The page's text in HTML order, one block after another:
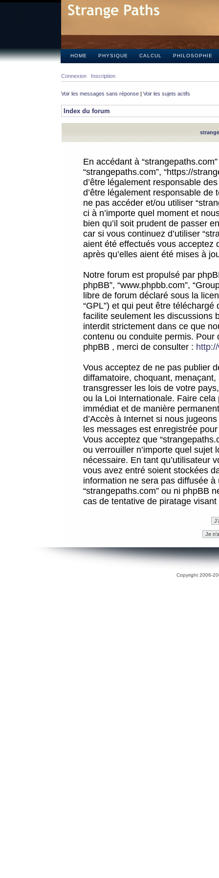
HOME PHYSIQUE CALCUL PHILOSOPHIE
Connexion Inscription
Voir les messages sans réponse | Voir les sujets actifs
Index du forum
En accédant à
“strangepaths.com”, “https://
d’être légalement responsable
d’être légalement responsable
ne pas accéder et/ou utiliser
ci à n’importe quel moment et
bien qu’il soit prudent de passer
car si vous continuez d’utiliser
aient été effectués vous acceptez
après qu’elles aient été mises à
Notre forum est propulsé par
phpBB”, “www.phpbb.com”,
libre de forum déclaré sous la
“GPL”) et qui peut être téléchargé
facilite seulement les discussions
interdit strictement dans ce que
contenu ou conduite permis.
phpBB , merci de consulter :
Vous acceptez de ne pas publier
diffamatoire, choquant,
transgresser les lois de votre
ou la Loi Internationale. Faire
immédiat et de manière
d’Accès à Internet si nous
les messages est enregistrée
Vous acceptez que
ou verrouiller n’importe quel sujet
nécessaire. En tant qu’utilisateur
vous avez entré soient stockées
information ne sera pas diffusée
“strangepaths.com” ou ni phpBB
cas de tentative de piratage
Copyright 2006-